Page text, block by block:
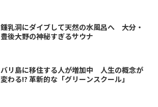
鍾乳洞にダイブして天然の水風呂へ 大分・
豊後大野の神秘すぎるサウナ
バリ島に移住する人が増加中 人生の概念が
変わる!? 革新的な「グリーンスクール」